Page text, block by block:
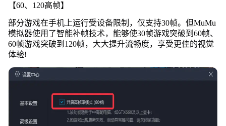
【60、120高帧】
部分游戏在手机上运行受设备限制，仅支持30帧。但MuMu
模拟器使用了智能补帧技术，能够使30帧游戏突破到60帧、
60帧游戏突破到120帧，大大提升流畅度，享受更佳的视觉
体验!